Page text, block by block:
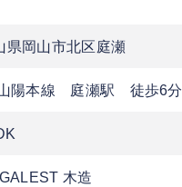
県岡山市北区庭瀬
陽本線 庭瀬駅 徒歩6分
木造